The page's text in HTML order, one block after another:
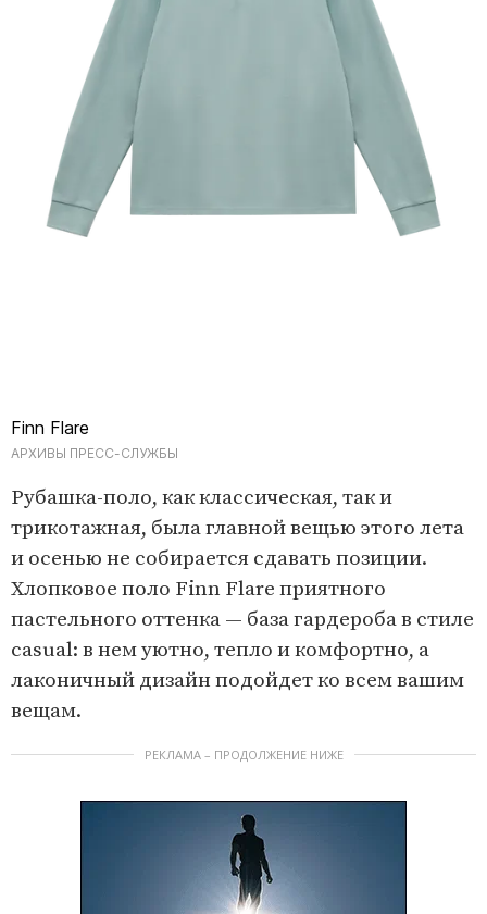
Finn Flare
АРХИВЫ ПРЕСС-СЛУЖБЫ
Рубашка-поло, как классическая, так и
трикотажная, была главной вещью этого лета
и осенью не собирается сдавать позиции.
Хлопковое поло Finn Flare приятного
пастельного оттенка — база гардероба в стиле
casual: в нем уютно, тепло и комфортно, а
лаконичный дизайн подойдет ко всем вашим
вещам.
РЕКЛАМА – ПРОДОЛЖЕНИЕ НИЖЕ